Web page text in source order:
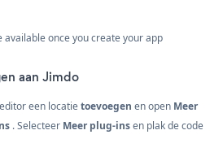
available once you create your app
aan Jimdo
een locatietoevoegen en open Meer
. Selecteer Meer plug-insen plak de code